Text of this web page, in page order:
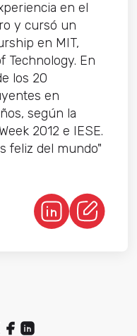
en el
y cursó un
en MIT,
Technology. En
los 20
en
según la
2012 e IESE.
feliz del mundo"